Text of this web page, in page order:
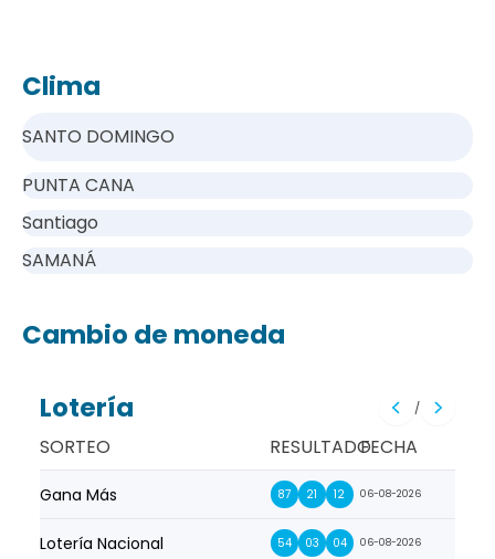
Clima
SANTO DOMINGO
PUNTA CANA
Santiago
SAMANÁ
Cambio de moneda
Lotería /
SORTEO RESULTADOFECHA
Gana Más 87 21 12 06-08-2026
Lotería Nacional 54 03 04 06-08-2026